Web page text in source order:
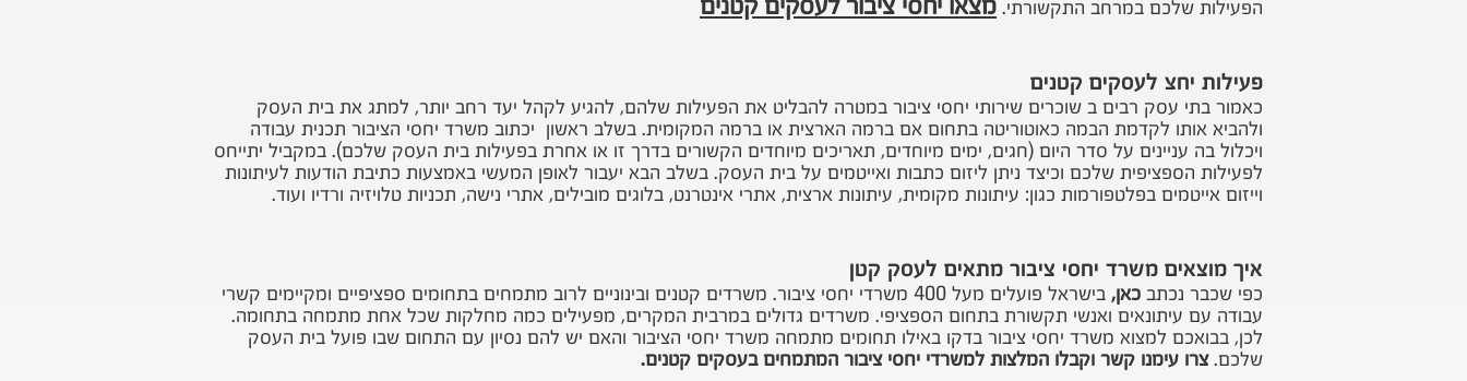
הפעילות שלכם במרחב התקשורתי. מצאו יחסי ציבור לעסקים קטנים
פעילות יחצ לעסקים קטנים
כאמור בתי עסק רבים ב שוכרים שירותי יחסי ציבור במטרה להבליט את הפעילות שלהם, להגיע לקהל יעד רחב יותר, למתג את בית העסק
ולהביא אותו לקדמת הבמה כאוטוריטה בתחום אם ברמה הארצית או ברמה המקומית. בשלב ראשון יכתוב משרד יחסי הציבור תכנית עבודה
ויכלול בה עניינים על סדר היום (חגים, ימים מיוחדים, תאריכים מיוחדים הקשורים בדרך זו או אחרת בפעילות בית העסק שלכם). במקביל יתייחס
לפעילות הספציפית שלכם וכיצד ניתן ליזום כתבות ואייטמים על בית העסק. בשלב הבא יעבור לאופן המעשי באמצעות כתיבת הודעות לעיתונות
וייזום אייטמים בפלטפורמות כגון: עיתונות מקומית, עיתונות ארצית, אתרי אינטרנט, בלוגים מובילים, אתרי נישה, תכניות טלויזיה ורדיו ועוד.
איך מוצאים משרד יחסי ציבור מתאים לעסק קטן
כפי שכבר נכתב כאן,
בישראל פועלים מעל 400 משרדי יחסי ציבור. משרדים קטנים ובינוניים לרוב מתמחים בתחומים ספציפיים ומקיימים קשרי
עבודה עם עיתונאים ואנשי תקשורת בתחום הספציפי. משרדים גדולים במרבית המקרים, מפעילים כמה מחלקות שכל אחת מתמחה בתחומה.
לכן, בבואכם למצוא משרד יחסי ציבור בדקו באילו תחומים מתמחה משרד יחסי הציבור והאם יש להם נסיון עם התחום שבו פועל בית העסק
שלכם.צרו עימנו קשר וקבלו המלצות למשרדי יחסי ציבור המתמחים בעסקים קטנים.